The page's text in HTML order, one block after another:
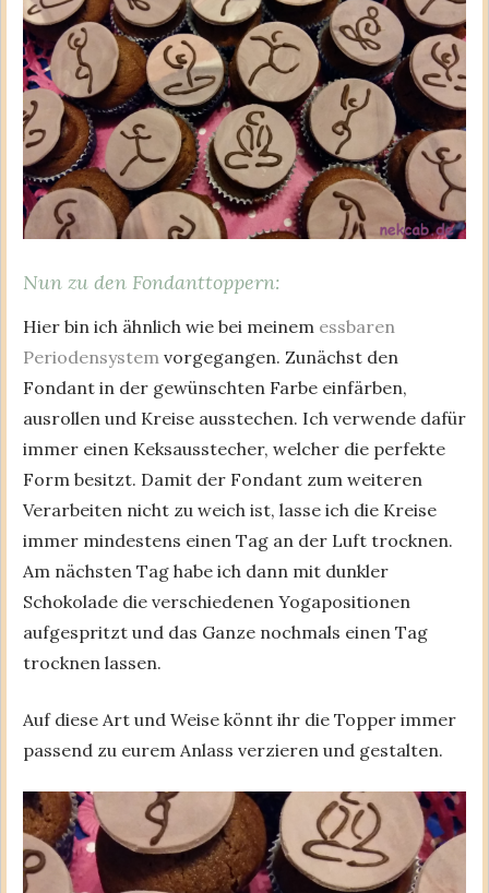
Nun zu den Fondanttoppern:
Hier bin ich ähnlich wie bei meinem essbaren
Periodensystem vorgegangen. Zunächst den
Fondant in der gewünschten Farbe einfärben,
ausrollen und Kreise ausstechen. Ich verwende dafür
immer einen Keksausstecher, welcher die perfekte
Form besitzt. Damit der Fondant zum weiteren
Verarbeiten nicht zu weich ist, lasse ich die Kreise
immer mindestens einen Tag an der Luft trocknen.
Am nächsten Tag habe ich dann mit dunkler
Schokolade die verschiedenen Yogapositionen
aufgespritzt und das Ganze nochmals einen Tag
trocknen lassen.
Auf diese Art und Weise könnt ihr die Topper immer
passend zu eurem Anlass verzieren und gestalten.